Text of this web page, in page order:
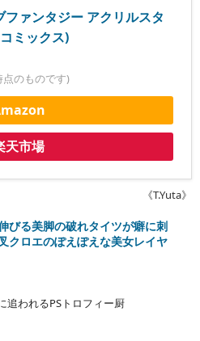
ァンタジー アクリルスタ
ミックス)
のものです)
天市場
《T.Yuta》
びる美脚の破れタイツが癖に刺
クロエのぽえぽえな美女レイヤ
追われるPSトロフィー厨